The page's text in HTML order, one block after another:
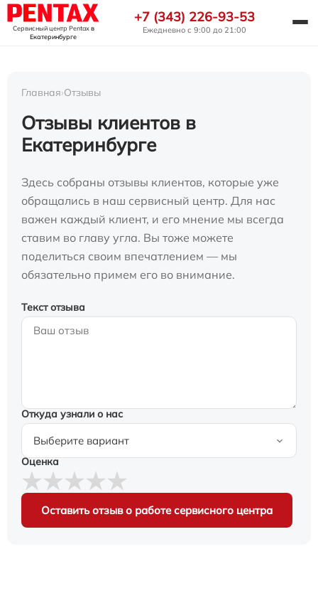
Сервисный центр Pentaxв
Екатеринбурге
+7 (343) 226-93-53
Ежедневно с 9:00 до 21:00
Главная›Отзывы
Отзывы клиентов в
Екатеринбурге
Здесь собраны отзывы клиентов, которые уже
обращались в наш сервисный центр. Для нас
важен каждый клиент, и его мнение мы всегда
ставим во главу угла. Вы тоже можете
поделиться своим впечатлением — мы
обязательно примем его во внимание.
Текст отзыва
Откуда узнали о нас
Оценка
Оставить отзыв о работе сервисного центра